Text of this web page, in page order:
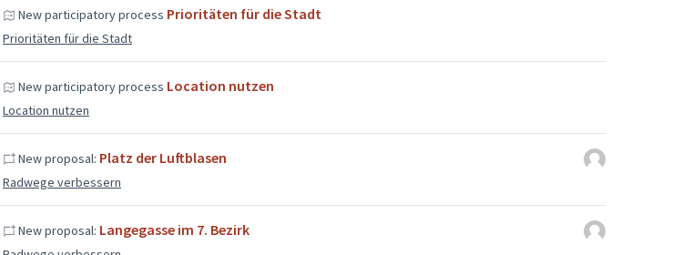
New participatory process Prioritäten für die Stadt
Prioritäten für die Stadt
New participatory process Location nutzen
Location nutzen
New proposal: Platz der Luftblasen
Radwege verbessern
New proposal: Langegasse im 7. Bezirk